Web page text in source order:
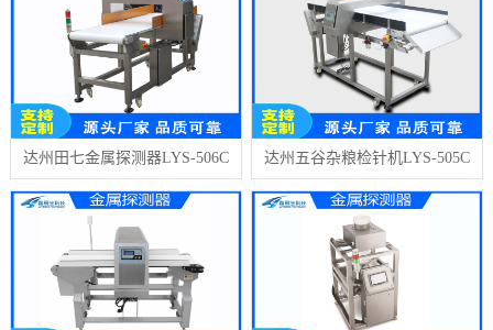
达州田七金属探测器LYS-506C 达州五谷杂粮检针机LYS-505C